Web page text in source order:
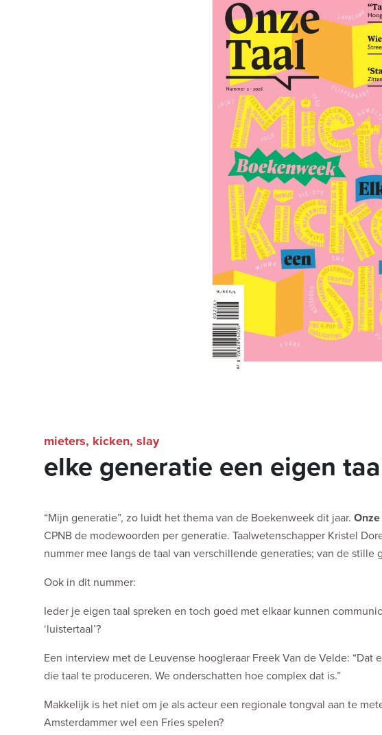
elke generatie een eigen
mieters, kicken, slay
“Mijn generatie”, zo luidt het thema van de Boekenweek dit jaar. Onze
CPNB de modewoorden per generatie. Taalwetenschapper Kristel
nummer mee langs de taal van verschillende generaties; van de stille
Ook in dit nummer:
Ieder je eigen taal spreken en toch goed met elkaar kunnen
‘luistertaal’?
Een interview met de Leuvense hoogleraar Freek Van de Velde:
die taal te produceren. We onderschatten hoe complex dat is.”
Makkelijk is het niet om je als acteur een regionale tongval aan te
Amsterdammer wel een Fries spelen?